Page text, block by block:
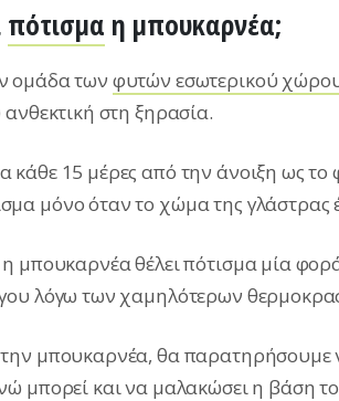
πότισμα η μπουκαρνέα;
ομάδα των φυτών εσωτερικού
στη ξηρασία.
κάθε 15 μέρες από την άνοιξη ως το
μόνο όταν το χώμα της γλάστρας
μπουκαρνέα θέλει πότισμα μία
λόγω των χαμηλότερων
μπουκαρνέα, θα παρατηρήσουμε
μπορεί και να μαλακώσει η βάση